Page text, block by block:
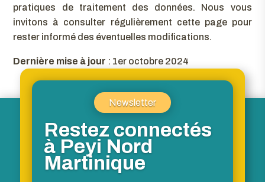
pratiques de traitement des données. Nous vous
invitons à consulter régulièrement cette page pour
rester informé des éventuelles modifications.
Dernière mise à jour : 1er octobre 2024
Newsletter
Restez connectés
à Peyi Nord
Martinique